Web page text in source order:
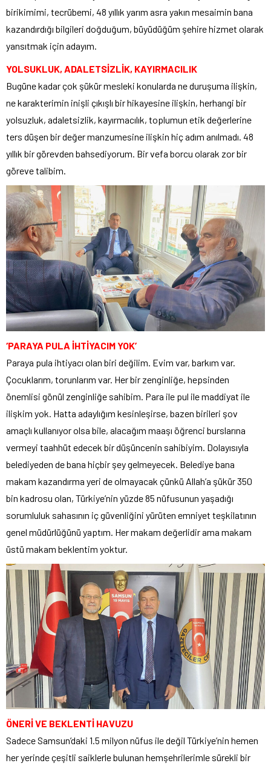
birikimimi, tecrübemi, 48 yıllık yarım asra yakın mesaimin bana
kazandırdığı bilgileri doğduğum, büyüdüğüm şehire hizmet olarak
yansıtmak için adayım.
YOLSUKLUK, ADALETSİZLİK, KAYIRMACILIK
Bugüne kadar çok şükür mesleki konularda ne duruşuma ilişkin,
ne karakterimin inişli çıkışlı bir hikayesine ilişkin, herhangi bir
yolsuzluk, adaletsizlik, kayırmacılık, toplumun etik değerlerine
ters düşen bir değer manzumesine ilişkin hiç adım anılmadı. 48
yıllık bir görevden bahsediyorum. Bir vefa borcu olarak zor bir
göreve talibim.
‘PARAYA PULA İHTİYACIM YOK’
Paraya pula ihtiyacı olan biri değilim. Evim var, barkım var.
Çocuklarım, torunlarım var. Her bir zenginliğe, hepsinden
önemlisi gönül zenginliğe sahibim. Para ile pul ile maddiyat ile
ilişkim yok. Hatta adaylığım kesinleşirse, bazen birileri şov
amaçlı kullanıyor olsa bile, alacağım maaşı öğrenci burslarına
vermeyi taahhüt edecek bir düşüncenin sahibiyim. Dolayısıyla
belediyeden de bana hiçbir şey gelmeyecek. Belediye bana
makam kazandırma yeri de olmayacak çünkü Allah’a şükür 350
bin kadrosu olan, Türkiye’nin yüzde 85 nüfusunun yaşadığı
sorumluluk sahasının iç güvenliğini yürüten emniyet teşkilatının
genel müdürlüğünü yaptım. Her makam değerlidir ama makam
üstü makam beklentim yoktur.
ÖNERİ VE BEKLENTİ HAVUZU
Sadece Samsun’daki 1.5 milyon nüfus ile değil Türkiye’nin hemen
her yerinde çeşitli saiklerle bulunan hemşehrilerimle sürekli bir